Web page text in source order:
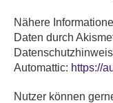
Nähere
Daten durch
Automattic: https://
Nutzer können